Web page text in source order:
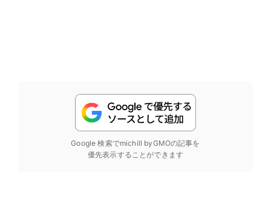
Google 検索でmichill byGMOの記事を
優先表示することができます